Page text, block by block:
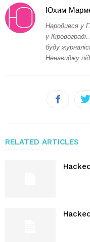
Юхим
Народився у
у
буду
Ненавиджу
RELATED ARTICLES